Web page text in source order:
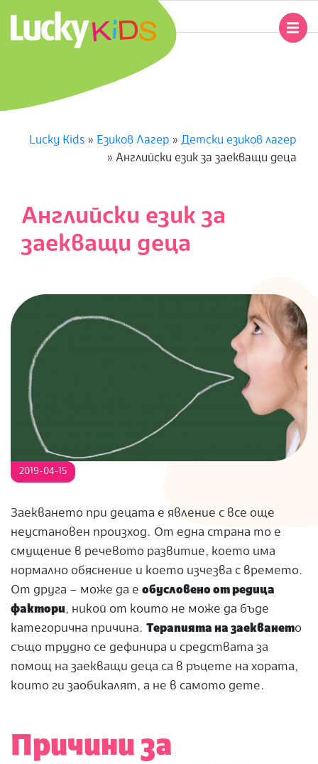
content
U
C
Y
K
D
Lucky Kids » Езиков Лагер » Детски езиков лагер
» Английски език за заекващи деца
Английски език за
заекващи деца
2019-04-15
Заекването при децата е явление с все още
неустановен произход. От една страна то е
смущение в речевото развитие, което има
нормално обяснение и което изчезва с времето.
От друга – може да е обусловено от редица
фактори, никой от които не може да бъде
категорична причина. Терапията на заекването
също трудно се дефинира и средствата за
помощ на заекващи деца са в ръцете на хората,
които ги заобикалят, а не в самото дете.
Причини за